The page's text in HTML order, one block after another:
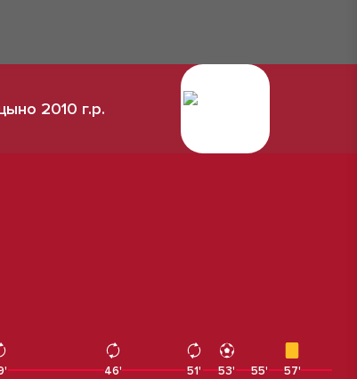
2010 г.р.
46'
46' 51' 53' 55' 57'